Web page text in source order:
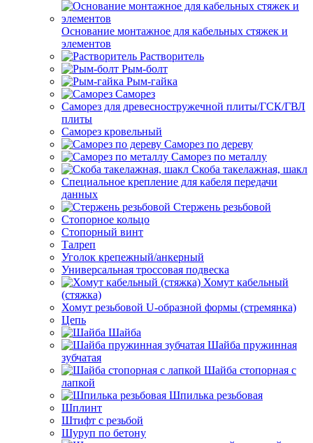
Основание монтажное для кабельных стяжек и
элементов
Растворитель
Рым-болт
Рым-гайка
Саморез
Саморез для древесностружечной плиты/ГСК/ГВЛ
плиты
Саморез кровельный
Саморез по дереву
Саморез по металлу
Скоба такелажная, шакл
Специальное крепление для кабеля передачи
данных
Стержень резьбовой
Стопорное кольцо
Стопорный винт
Талреп
Уголок крепежный/анкерный
Универсальная троссовая подвеска
Хомут кабельный
(стяжка)
Хомут резьбовой U-образной формы (стремянка)
Цепь
Шайба
Шайба пружинная
зубчатая
Шайба стопорная с
лапкой
Шпилька резьбовая
Шплинт
Штифт с резьбой
Шуруп по бетону